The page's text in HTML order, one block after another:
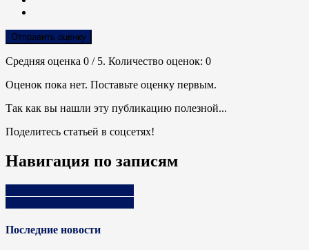
Отправить оценку
Средняя оценка 0 / 5. Количество оценок: 0
Оценок пока нет. Поставьте оценку первым.
Так как вы нашли эту публикацию полезной...
Поделитесь статьей в соцсетях!
Навигация по записям
Последние новости